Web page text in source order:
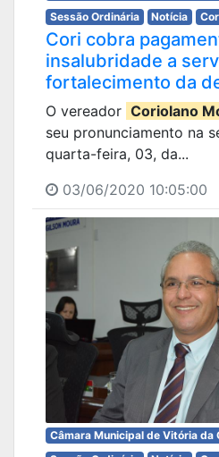
Sessão Ordinária
Notícia
Cori cobra
insalubridade a
fortalecimento da
O vereador Coriolano
seu pronunciamento na
quarta-feira, 03, da...
03/06/2020 10:05:00
Câmara Municipal de Vitória da